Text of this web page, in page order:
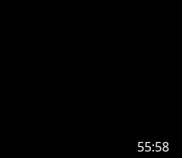
55:58